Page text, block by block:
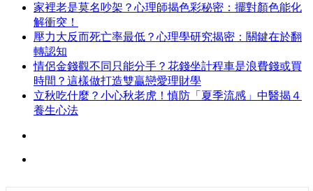
家裡老是莫名吵架？心理師揭色彩秘密：擺對顏色能化
解衝突！
壓力大反而死亡率最低？心理學研究揭密：關鍵在於翻
轉認知
情侶金錢觀不同只能分手？花錢坐計程車是浪費錢或買
時間？這樣做打造雙贏戀愛理財學
立秋吃什麼？小心秋老虎！慎防「夏季流感」中醫揭４
養生心法